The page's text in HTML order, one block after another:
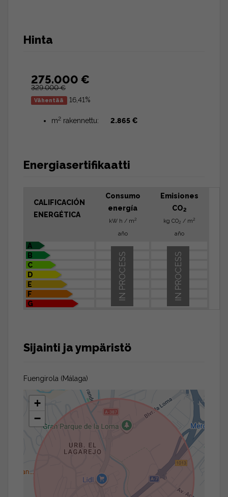
Hinta
275.000 €
329.000 €
Vähentää 16,41%
m2 rakennettu: 2.865 €
Energiasertifikaatti
CALIFICACIÓN
ENERGÉTICA
Consumo
energía
kW h / m2
año
Emisiones
CO2
kg CO2 / m2
año
A
B
C
D
E
F
G
IN PROCESS
IN PROCESS
Sijainti ja ympäristö
Fuengirola (Málaga)
+
−